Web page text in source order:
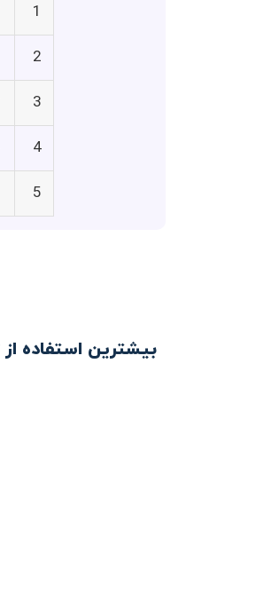
1
2
3
4
5
بیشترین استفاده از Grammarly